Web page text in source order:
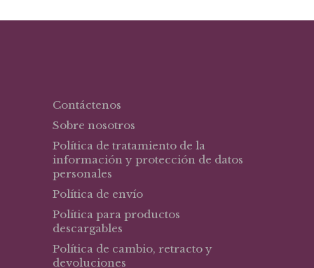
Contáctenos
Sobre nosotros
Política de tratamiento de la
información y protección de datos
personales
Política de envío
Política para productos
descargables
Política de cambio, retracto y
devoluciones